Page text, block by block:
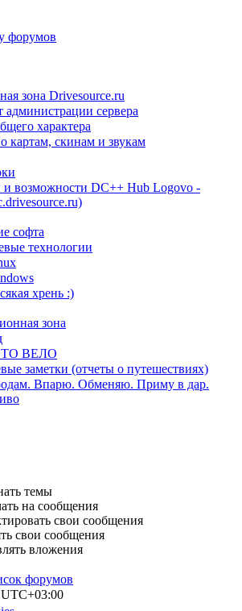
форумов
зона Drivesource.ru
сервера
характера
скинам и звукам
возможности DC++ Hub Logovo -
софта
технологии
хрень :)
зона
ВЕЛО
заметки (отчеты о путешествиях)
Впарю. Обменяю. Приму в дар.
темы
на сообщения
свои сообщения
свои сообщения
вложения
форумов
UTC+03:00